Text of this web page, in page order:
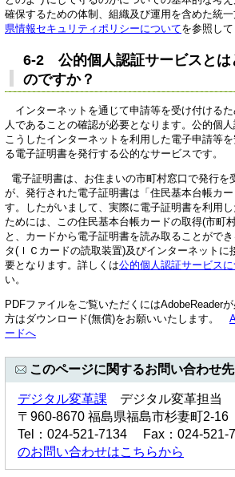
確保するための体制、組織及び運用を含めた統
県情報セキュリティポリシーについてを参照して
6-2 公的個人認証サービスとは
のですか？
インターネットを通じて申請等を受け付ける
人であることの確認が必要となります。公的個人
こうしたインターネットを利用した電子申請等
る電子証明書を発行する公的なサービスです。
電子証明書は、お住まいの市町村窓口で発行を
が、発行された電子証明書は「住民基本台帳カ
す。したがいまして、実際に電子証明書を利用
ためには、この住民基本台帳カードの取得(市町
と、カードから電子証明書を読み取ることがで
タ(ＩＣカードの読取装置)及びインターネットに
要となります。詳しくは公的個人認証サービス
い。
PDFファイルをご覧いただくにはAdobeReader
方はダウンロード(無償)をお願いいたします。
ードへ
このページに関するお問い合わせ先
デジタル変革課 デジタル変革担当
〒960-8670 福島県福島市杉妻町2-
Tel：024-521-7134 Fax：024-
のお問い合わせはこちらから